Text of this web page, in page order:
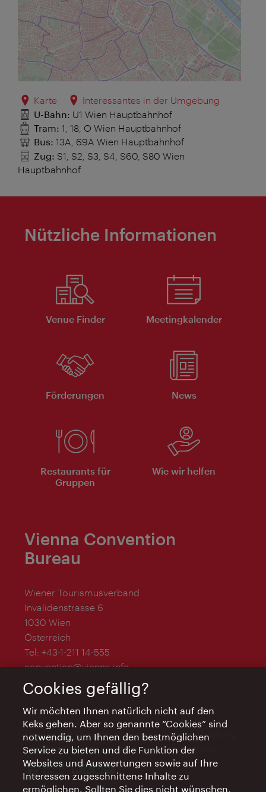
Karte
Interessantes in der Umgebung
U-Bahn: U1 Wien Hauptbahnhof
Tram: 1, 18, O Wien Hauptbahnhof
Bus: 13A, 69A Wien Hauptbahnhof
Zug: S1, S2, S3, S4, S60, S80 Wien
Hauptbahnhof
Nützliche Informationen
Venue Finder Meeting­kalender
Förderungen News
Restaurants für
Gruppen
Wie wir helfen
Vienna Convention
Bureau
Wiener Tourismusverband
Invalidenstrasse 6
1030 Wien
Österreich
Tel: +43-1-211 14-555
convention@vienna.info
Das Vienna Convention Bureau ist eine Abteilung
des WienTourismus und wird unterstützt von
Cookies gefällig?
Wir möchten Ihnen natürlich nicht auf den
Keks gehen. Aber so genannte “Cookies” sind
notwendig, um Ihnen den bestmöglichen
Service zu bieten und die Funktion der
Websites und Auswertungen sowie auf Ihre
Interessen zugeschnittene Inhalte zu
ermöglichen. Sollten Sie dies nicht wünschen,